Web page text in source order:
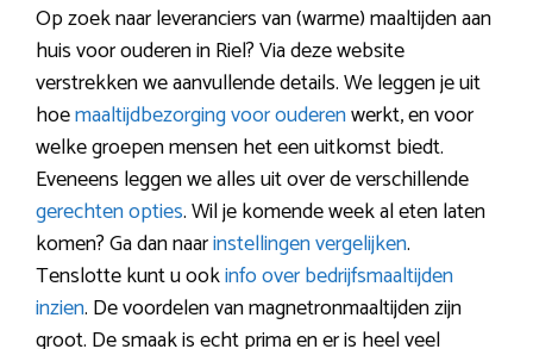
Op zoek naar leveranciers van (warme) maaltijden aan
huis voor ouderen in Riel? Via deze website
verstrekken we aanvullende details. We leggen je uit
hoemaaltijdbezorging voor ouderenwerkt, en voor
welke groepen mensen het een uitkomst biedt.
Eveneens leggen we alles uit over de verschillende
gerechten opties. Wil je komende week al eten laten
komen? Ga dan naarinstellingen vergelijken.
Tenslotte kunt u ookinfo over bedrijfsmaaltijden
inzien. De voordelen van magnetronmaaltijden zijn
groot. De smaak is echt prima en er is heel veel